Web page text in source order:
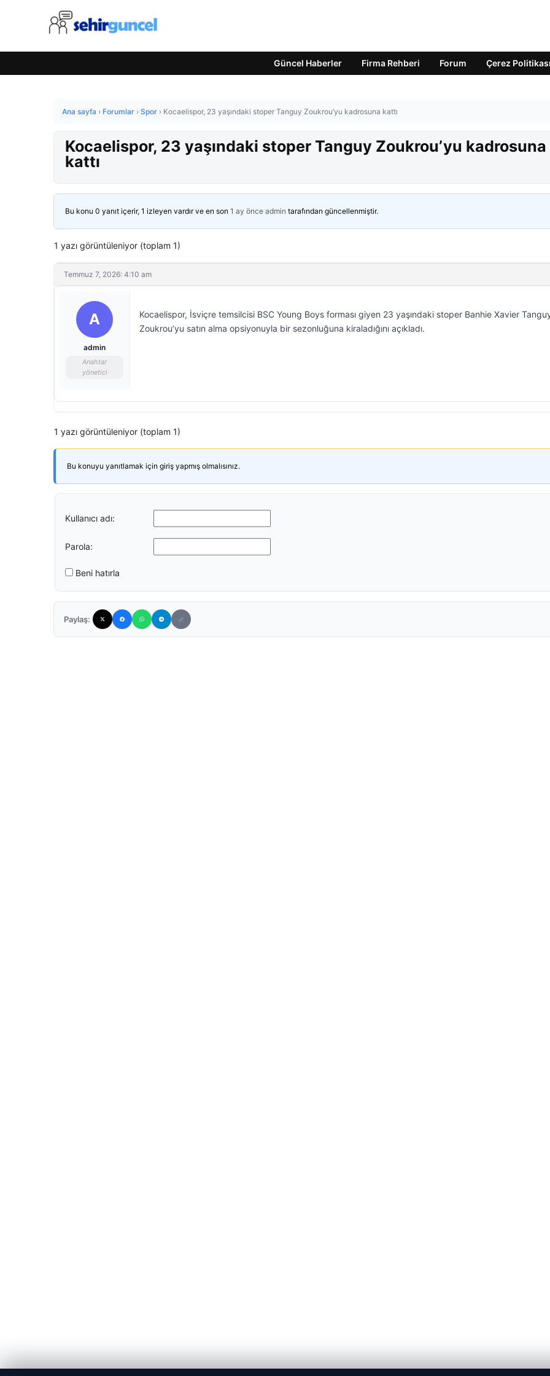
Güncel Haberler Firma Rehberi Forum Çerez Politikası
Ana sayfa › Forumlar › Spor › Kocaelispor, 23 yaşındaki stoper Tanguy Zoukrou’yu kadrosuna kattı
Kocaelispor, 23 yaşındaki stoper Tanguy Zoukrou’yu kadrosuna
kattı
Bu konu 0 yanıt içerir, 1 izleyen vardır ve en son 1 ay önce admin tarafından güncellenmiştir.
1 yazı görüntüleniyor (toplam 1)
Temmuz 7, 2026: 4:10 am
A
admin
Anahtar
yönetici
Kocaelispor, İsviçre temsilcisi BSC Young Boys forması giyen 23 yaşındaki stoper Banhie Xavier
Zoukrou’yu satın alma opsiyonuyla bir sezonluğuna kiraladığını açıkladı.
1 yazı görüntüleniyor (toplam 1)
Bu konuyu yanıtlamak için giriş yapmış olmalısınız.
Kullanıcı adı:
Parola:
Beni hatırla
Paylaş: